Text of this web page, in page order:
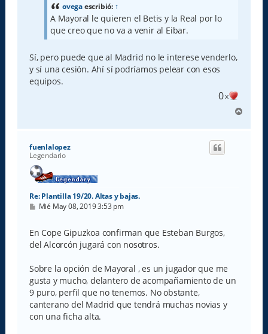
ovegaescribió: ↑
A Mayoral le quieren el Betis y la Real por lo
que creo que no va a venir al Eibar.
Sí, pero puede que al Madrid no le interese venderlo,
y sí una cesión. Ahí sí podríamos pelear con esos
equipos.
0x
r
fuenlalopez
Legendario
Re: Plantilla 19/20. Altas y bajas.
M
s
a
j
Mié May 08, 2019 3:53 pm
En Cope Gipuzkoa confirman que Esteban Burgos,
del Alcorcón jugará con nosotros.
Sobre la opción de Mayoral , es un jugador que me
gusta y mucho, delantero de acompañamiento de un
9 puro, perfil que no tenemos. No obstante,
canterano del Madrid que tendrá muchas novias y
con una ficha alta.